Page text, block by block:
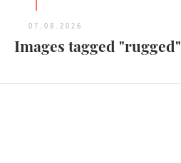
07.08.2026
Images tagged "rugged"